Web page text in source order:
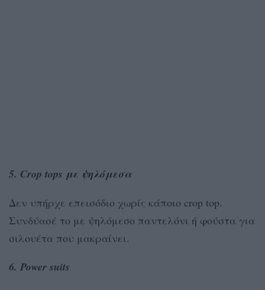
5. Crop tops με ψηλόμεσα
Δεν υπήρχε επεισόδιο χωρίς κάποιο crop top.
Συνδύασέ το με ψηλόμεσο παντελόνι ή φούστα για
σιλουέτα που μακραίνει.
6. Power suits